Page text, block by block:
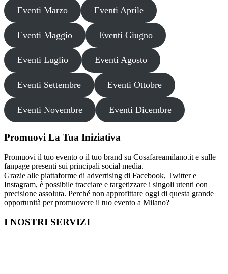
Eventi Marzo Eventi Aprile
Eventi Maggio Eventi Giugno
Eventi Luglio Eventi Agosto
Eventi Settembre Eventi Ottobre
Eventi Novembre Eventi Dicembre
Promuovi La Tua Iniziativa
Promuovi il tuo evento o il tuo brand su Cosafareamilano.it e sulle
fanpage presenti sui principali social media.
Grazie alle piattaforme di advertising di Facebook, Twitter e
Instagram, è possibile tracciare e targetizzare i singoli utenti con
precisione assoluta. Perché non approfittare oggi di questa grande
opportunità per promuovere il tuo evento a Milano?
I NOSTRI SERVIZI